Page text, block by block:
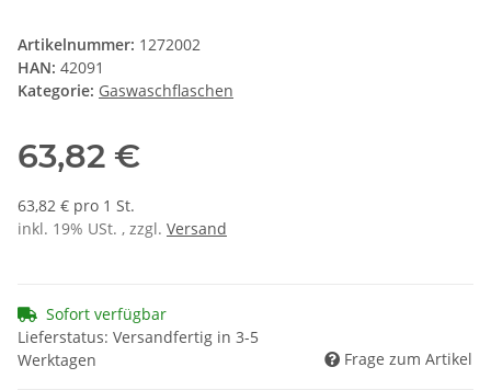
Artikelnummer: 1272002
HAN: 42091
Kategorie: Gaswaschflaschen
63,82 €
63,82 € pro 1 St.
inkl. 19% USt. , zzgl. Versand
Sofort verfügbar
Lieferstatus: Versandfertig in 3-5
Werktagen
Frage zum Artikel